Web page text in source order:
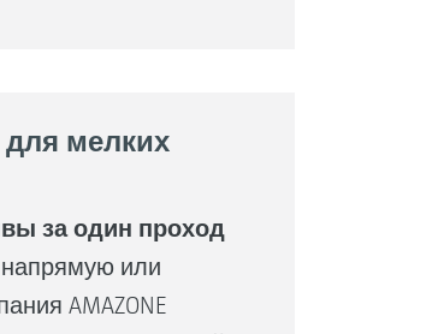
для мелких
за один проход
или
AMAZONE